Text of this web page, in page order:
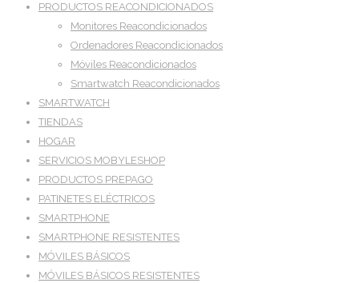
PRODUCTOS REACONDICIONADOS
Monitores Reacondicionados
Ordenadores Reacondicionados
Móviles Reacondicionados
Smartwatch Reacondicionados
SMARTWATCH
TIENDAS
HOGAR
SERVICIOS MOBYLESHOP
PRODUCTOS PREPAGO
PATINETES ELÉCTRICOS
SMARTPHONE
SMARTPHONE RESISTENTES
MÓVILES BÁSICOS
MÓVILES BÁSICOS RESISTENTES